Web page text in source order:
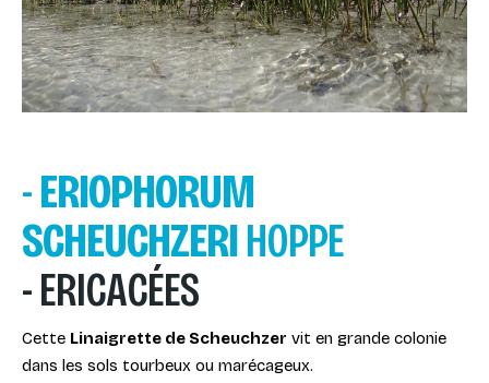
-ERIOPHORUM
SCHEUCHZERIHOPPE
- ERICACÉES
Cette Linaigrette de Scheuchzer vit en grande colonie
dans les sols tourbeux ou marécageux.